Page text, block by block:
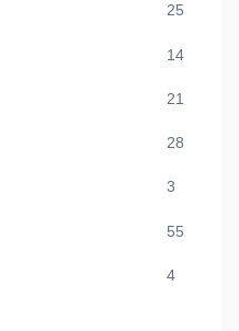
25
14
21
28
3
55
4